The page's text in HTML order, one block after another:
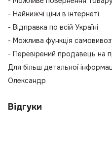
- Найнижчі ціни в інтернеті
- Відправка по всій Україні
- Можлива функція
- Перевірений продавець на
Для більш детальної
Олександр
Відгуки